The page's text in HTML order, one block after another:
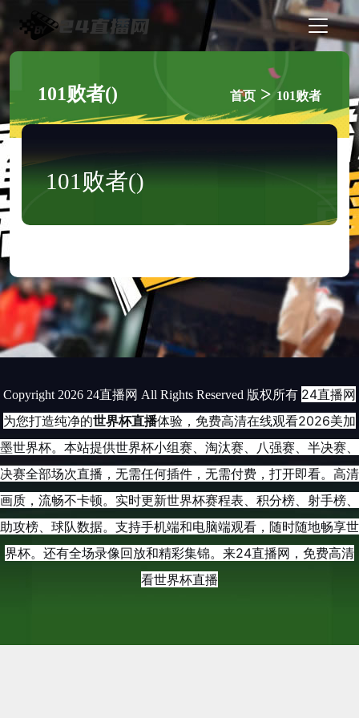
101败者() 首页 > 101败者
101败者()
Copyright 2026 24直播网 All Rights Reserved 版权所有 24直播网
为您打造纯净的世界杯直播体验，免费高清在线观看2026美加
墨世界杯。本站提供世界杯小组赛、淘汰赛、八强赛、半决赛、
决赛全部场次直播，无需任何插件，无需付费，打开即看。高清
画质，流畅不卡顿。实时更新世界杯赛程表、积分榜、射手榜、
助攻榜、球队数据。支持手机端和电脑端观看，随时随地畅享世
界杯。还有全场录像回放和精彩集锦。来24直播网，免费高清
看世界杯直播